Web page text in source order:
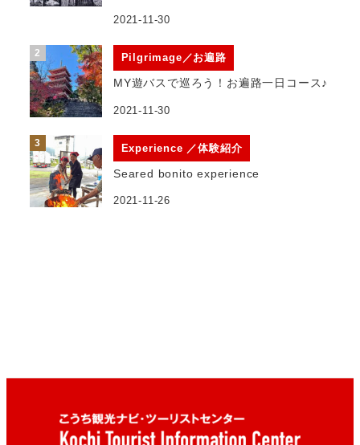
2021-11-30
Pilgrimage／お遍路
MY遊バスで巡ろう！お遍路一日コース♪
2021-11-30
Experience ／体験紹介
Seared bonito experience
2021-11-26